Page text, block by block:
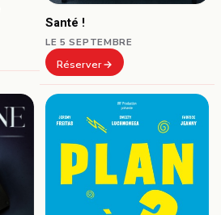
Santé !
LE 5 SEPTEMBRE
Réserver